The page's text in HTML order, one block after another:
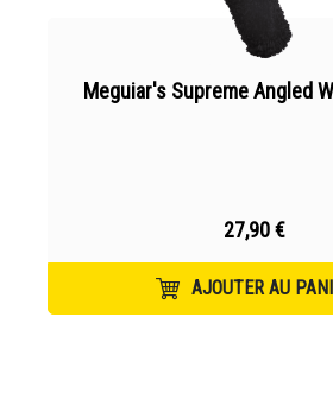
Meguiar's Supreme Angled
27,90 €
AJOUTER AU